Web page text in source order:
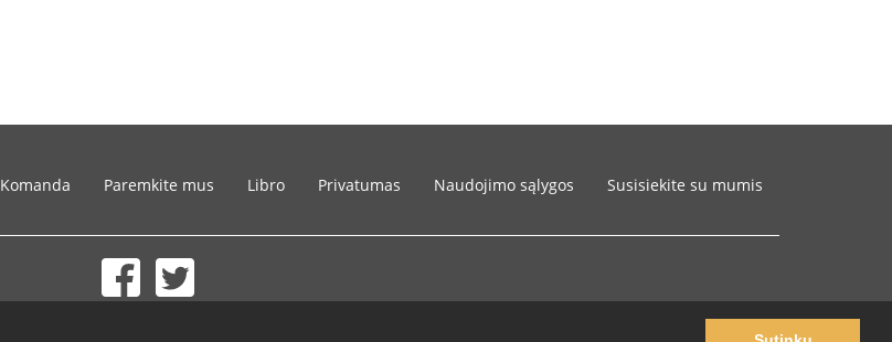
Komanda Paremkite mus Libro Privatumas Naudojimo sąlygos Susisiekite su mumis